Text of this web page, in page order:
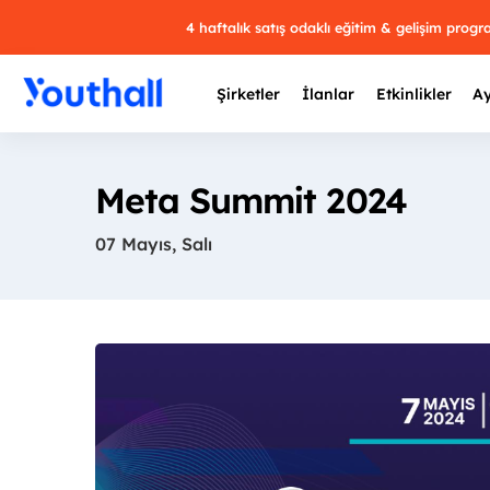
4 haftalık satış odaklı eğitim & gelişim
Şirketler İlanlar Etkinlikler
Meta Summit 2024
07 Mayıs, Salı